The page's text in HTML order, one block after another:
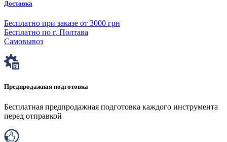
Доставка
Бесплатно при заказе от 3000 грн
Бесплатно по г. Полтава
Самовывоз
Предпродажная подготовка
Бесплатная предпродажная подготовка каждого инструмента
перед отправкой